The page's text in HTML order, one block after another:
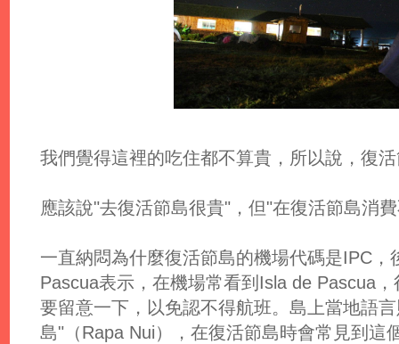
我們覺得這裡的吃住都不算貴，所以說，復
應該說"去復活節島很貴"，但"在復活節島消
一直納悶為什麼復活節島的機場代碼是IPC
Pascua表示，在機場常看到Isla de Pascua
要留意一下，以免認不得航班。島上當地語
島"（Rapa Nui），在復活節島時會常見到這